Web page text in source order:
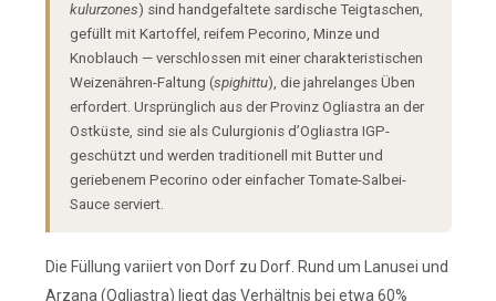
kulurzones) sind handgefaltete sardische Teigtaschen,
gefüllt mit Kartoffel, reifem Pecorino, Minze und
Knoblauch — verschlossen mit einer charakteristischen
Weizenähren-Faltung (spighittu), die jahrelanges Üben
erfordert. Ursprünglich aus der Provinz Ogliastra an der
Ostküste, sind sie als Culurgionis d’Ogliastra IGP-
geschützt und werden traditionell mit Butter und
geriebenem Pecorino oder einfacher Tomate-Salbei-
Sauce serviert.
Die Füllung variiert von Dorf zu Dorf. Rund um Lanusei und
Arzana (Ogliastra) liegt das Verhältnis bei etwa 60%